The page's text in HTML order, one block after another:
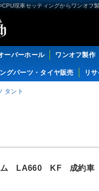
現車セッティングからワンオフ
ーバーホール ワンオフ製作
グパーツ・タイヤ販売 リ
タント
ム LA660 KF 成約車